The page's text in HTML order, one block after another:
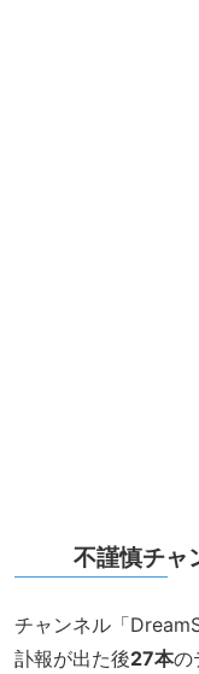
不謹慎チ
チャンネル「
訃報が出た後27本の